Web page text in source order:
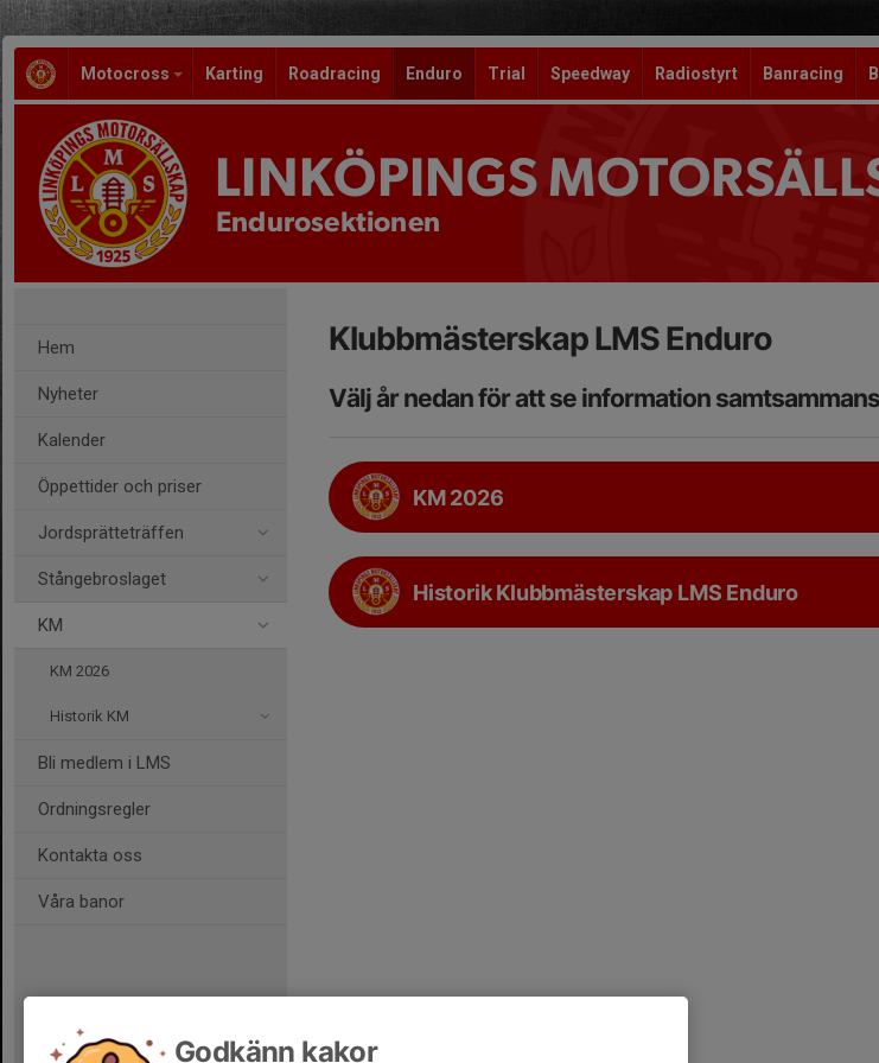
Motocross Karting Roadracing Enduro Trial Speedway Radiostyrt Banracing
LINKÖPINGS
Endurosektionen
Hem
Nyheter
Kalender
Öppettider och priser
Jordsprätteträffen
Stångebroslaget
KM
KM 2026
Historik KM
Bli medlem i LMS
Ordningsregler
Kontakta oss
Våra banor
Klubbmästerskap LMS Enduro
Välj år nedan för att se information
KM 2026
Historik Klubbmästerskap LMS Enduro
Godkänn kakor